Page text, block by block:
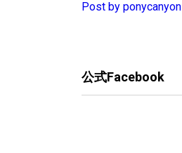
Post by ponycanyon
公式Facebook